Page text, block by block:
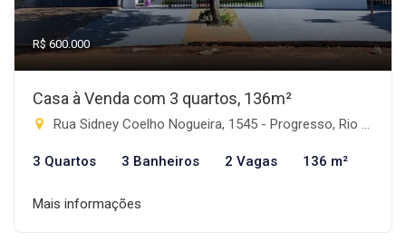
R$ 600.000
Casa à Venda com 3 quartos, 136m²
Rua Sidney Coelho Nogueira, 1545 - Progresso, Rio Brilhante-MS
3 Quartos 3 Banheiros 2 Vagas 136 m²
Mais informações